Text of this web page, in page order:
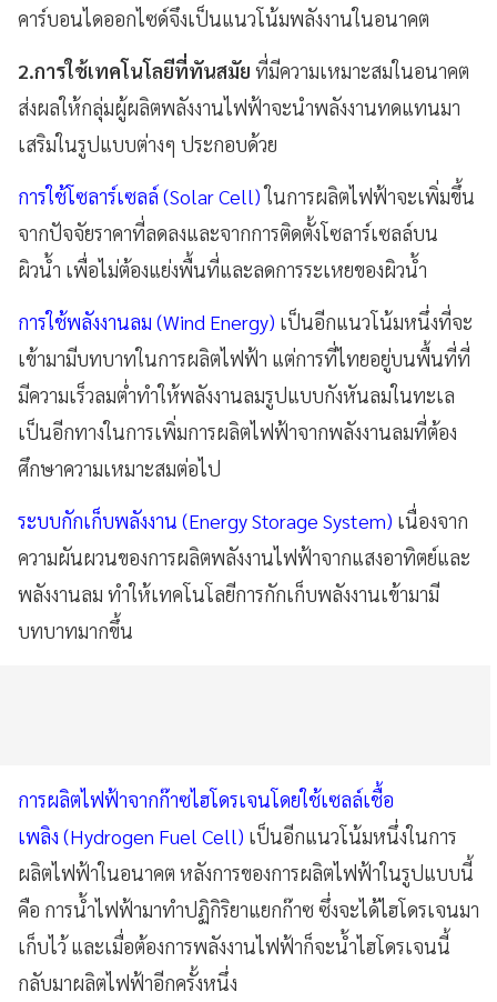
คาร์บอนไดออกไซด์จึงเป็นแนวโน้มพลังงานในอนาคต
2.การใช้เทคโนโลยีที่ทันสมัย ที่มีความเหมาะสมในอนาคต
ส่งผลให้กลุ่มผู้ผลิตพลังงานไฟฟ้าจะนำพลังงานทดแทนมา
เสริมในรูปแบบต่างๆ ประกอบด้วย
การใช้โซลาร์เซลล์ (Solar Cell) ในการผลิตไฟฟ้าจะเพิ่มขึ้น
จากปัจจัยราคาที่ลดลงและจากการติดตั้งโซลาร์เซลล์บน
ผิวน้ำ เพื่อไม่ต้องแย่งพื้นที่และลดการระเหยของผิวน้ำ
การใช้พลังงานลม (Wind Energy) เป็นอีกแนวโน้มหนึ่งที่จะ
เข้ามามีบทบาทในการผลิตไฟฟ้า แต่การที่ไทยอยู่บนพื้นที่ที่
มีความเร็วลมต่ำทำให้พลังงานลมรูปแบบกังหันลมในทะเล
เป็นอีกทางในการเพิ่มการผลิตไฟฟ้าจากพลังงานลมที่ต้อง
ศึกษาความเหมาะสมต่อไป
ระบบกักเก็บพลังงาน (Energy Storage System) เนื่องจาก
ความผันผวนของการผลิตพลังงานไฟฟ้าจากแสงอาทิตย์และ
พลังงานลม ทำให้เทคโนโลยีการกักเก็บพลังงานเข้ามามี
บทบาทมากขึ้น
การผลิตไฟฟ้าจากก๊าซไฮโดรเจนโดยใช้เซลล์เชื้อ
เพลิง (Hydrogen Fuel Cell) เป็นอีกแนวโน้มหนึ่งในการ
ผลิตไฟฟ้าในอนาคต หลังการของการผลิตไฟฟ้าในรูปแบบนี้
คือ การน้ำไฟฟ้ามาทำปฏิกิริยาแยกก๊าซ ซึ่งจะได้ไฮโดรเจนมา
เก็บไว้ และเมื่อต้องการพลังงานไฟฟ้าก็จะน้ำไฮโดรเจนนี้
กลับมาผลิตไฟฟ้าอีกครั้งหนึ่ง